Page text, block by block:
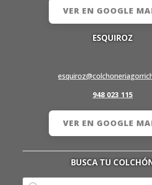
VER EN GOOGLE
ESQUIROZ
948 023 115
VER EN GOOGLE
BUSCA TU
Búsqueda